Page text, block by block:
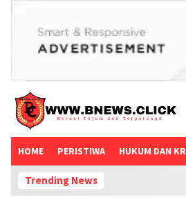
HOME PERISTIWA HUKUM DAN
Trending News